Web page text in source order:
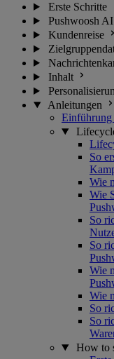
Erste Schritte
Pushwoosh AI
Kundenreise
Inhalt
Anleitungen
Einführung
So
Wie
Wie
So
So
Wie
Wie
So
So
How to